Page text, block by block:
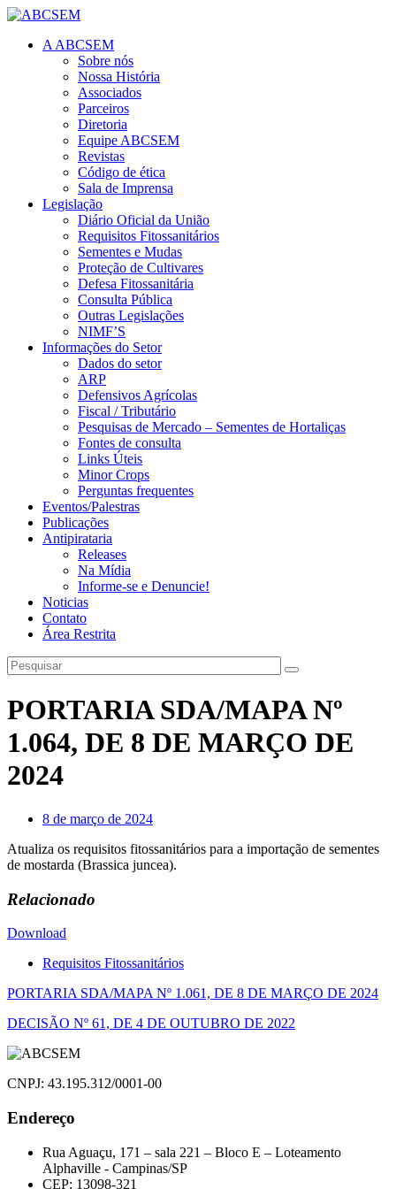
A ABCSEM
Sobre nós
Nossa História
Associados
Parceiros
Diretoria
Equipe ABCSEM
Revistas
Código de ética
Sala de Imprensa
Legislação
Diário Oficial da União
Requisitos Fitossanitários
Sementes e Mudas
Proteção de Cultivares
Defesa Fitossanitária
Consulta Pública
Outras Legislações
NIMF’S
Informações do Setor
Dados do setor
ARP
Defensivos Agrícolas
Fiscal / Tributário
Pesquisas de Mercado – Sementes de Hortaliças
Fontes de consulta
Links Úteis
Minor Crops
Perguntas frequentes
Eventos/Palestras
Publicações
Antipirataria
Releases
Na Mídia
Informe-se e Denuncie!
Noticias
Contato
Área Restrita
PORTARIA SDA/MAPA Nº
1.064, DE 8 DE MARÇO DE
2024
8 de março de 2024
Atualiza os requisitos fitossanitários para a importação de sementes
de mostarda (Brassica juncea).
Relacionado
Download
Requisitos Fitossanitários
Navegação
de
Post
PORTARIA SDA/MAPA Nº 1.061, DE 8 DE MARÇO DE 2024
DECISÃO Nº 61, DE 4 DE OUTUBRO DE 2022
CNPJ: 43.195.312/0001-00
Endereço
Rua Aguaçu, 171 – sala 221 – Bloco E – Loteamento
Alphaville - Campinas/SP
CEP: 13098-321